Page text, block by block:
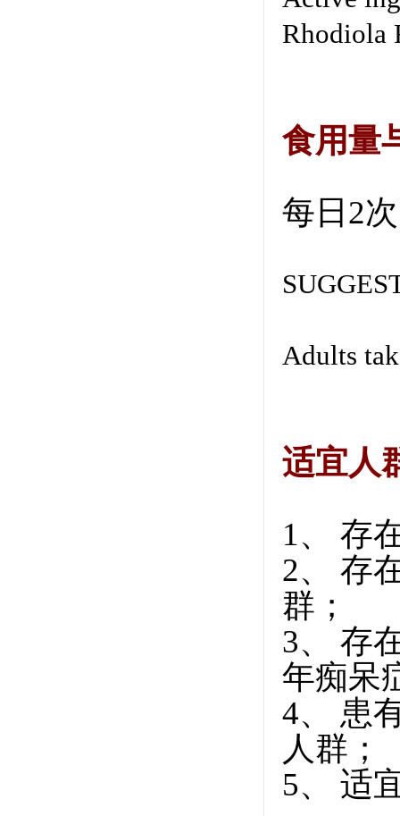
Rhodiola
食用量
每日2
Adults
适宜人
1、 存
2、 存
群；
3、 存
年痴呆
4、 患
人群；
5、 适